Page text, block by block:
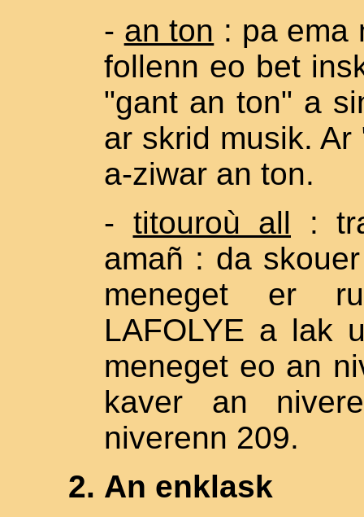
- an ton : pa ema
follenn eo bet
"gant an ton" a
ar skrid musik.
a-ziwar an ton.
- titouroù all :
amañ : da
meneget er
LAFOLYE a lak
meneget eo an
kaver an
niverenn 209.
An enklask